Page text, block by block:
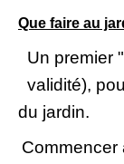
Que faire au
Un premier
validité),
du jardin.
Commencer